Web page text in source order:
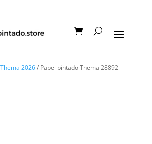
Thema 2026/ Papel pintado Thema 28892